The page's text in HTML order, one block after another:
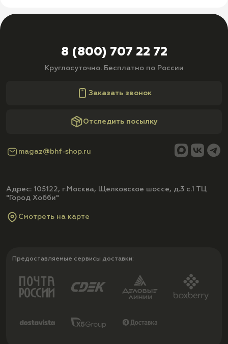
8 (800) 707 22 72
Круглосуточно. Бесплатно по России
Заказать звонок
Отследить посылку
magaz@bhf-shop.ru
Адрес: 105122, г.Москва, Щелковское шоссе, д.3 с.1 ТЦ
"Город Хобби"
Смотреть на карте
Предоставляемые сервисы доставки: